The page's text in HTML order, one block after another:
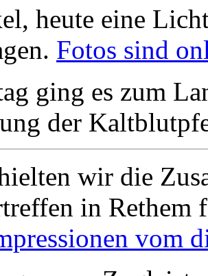
heute eine
Fotos sind
ging es zum
der
wir die
in Rethem
vom